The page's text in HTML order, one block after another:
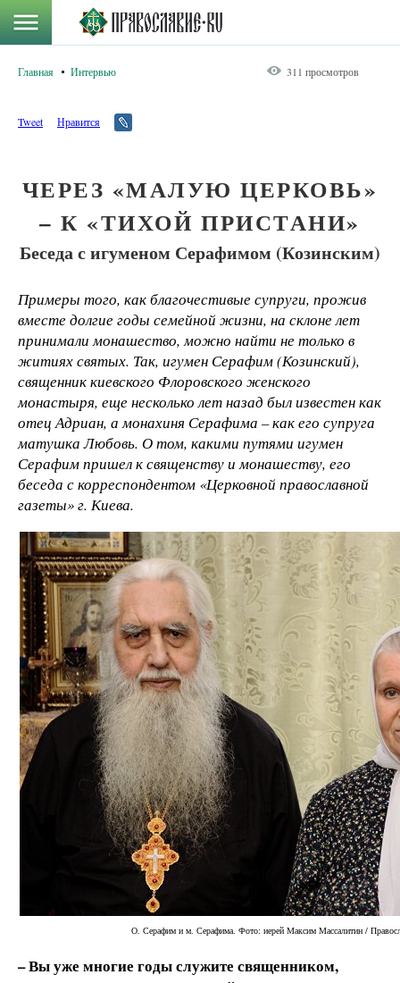
Главная Интервью 311 просмотров
Tweet Нравится
ЧЕРЕЗ «МАЛУЮ ЦЕРКОВЬ»
– К «ТИХОЙ ПРИСТАНИ»
Беседа с игуменом Серафимом (Козинским)
Примеры того, как благочестивые супруги, прожив
вместе долгие годы семейной жизни, на склоне лет
принимали монашество, можно найти не только в
житиях святых. Так, игумен Серафим (Козинский),
священник киевского Флоровского женского
монастыря, еще несколько лет назад был известен как
отец Адриан, а монахиня Серафима – как его супруга
матушка Любовь. О том, какими путями игумен
Серафим пришел к священству и монашеству, его
беседа с корреспондентом «Церковной православной
газеты» г. Киева.
О. Серафим и м. Серафима. Фото: иерей Максим Массалитин /
– Вы уже многие годы служите священником,